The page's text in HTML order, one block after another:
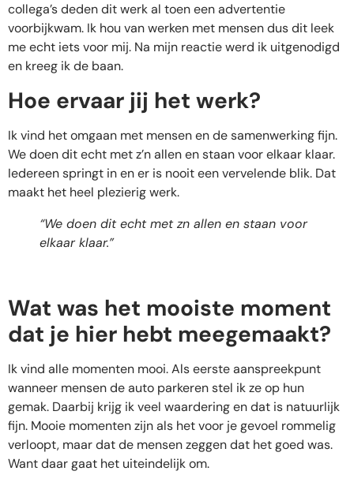
collega’s deden dit werk al toen een advertentie
voorbijkwam. Ik hou van werken met mensen dus dit leek
me echt iets voor mij. Na mijn reactie werd ik uitgenodigd
en kreeg ik de baan.
Hoe ervaar jij het werk?
Ik vind het omgaan met mensen en de samenwerking fijn.
We doen dit echt met z’n allen en staan voor elkaar klaar.
Iedereen springt in en er is nooit een vervelende blik. Dat
maakt het heel plezierig werk.
“We doen dit echt met zn allen en staan voor
elkaar klaar.”
Wat was het mooiste moment
dat je hier hebt meegemaakt?
Ik vind alle momenten mooi. Als eerste aanspreekpunt
wanneer mensen de auto parkeren stel ik ze op hun
gemak. Daarbij krijg ik veel waardering en dat is natuurlijk
fijn. Mooie momenten zijn als het voor je gevoel rommelig
verloopt, maar dat de mensen zeggen dat het goed was.
Want daar gaat het uiteindelijk om.